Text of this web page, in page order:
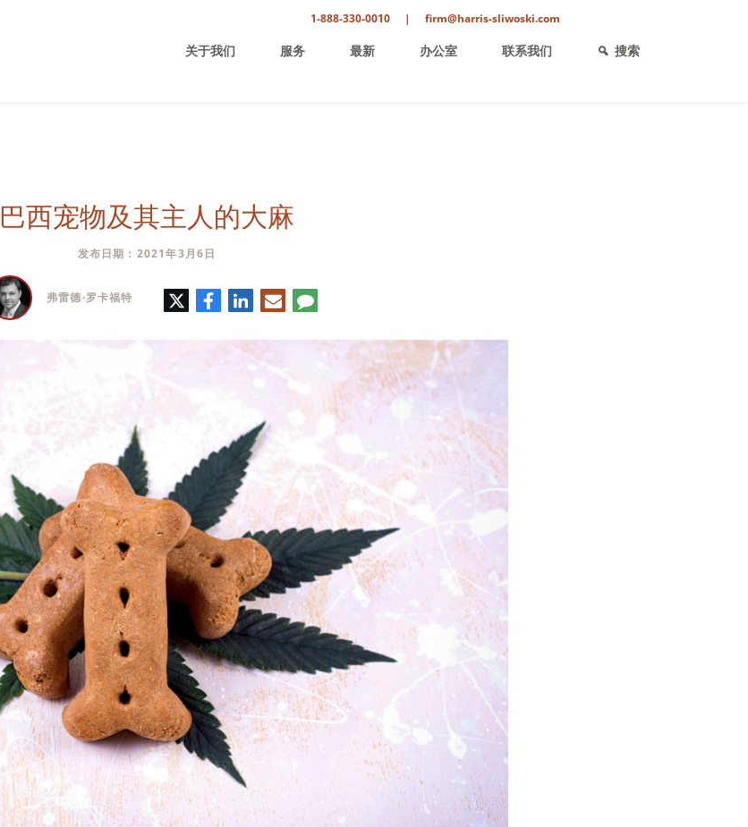
1-888-330-0010 | firm@harris-sliwoski.com
关于我们 服务 最新 办公室 联系我们 搜索
巴西宠物及其主人的大麻
发布日期：2021年3月6日
弗雷德·罗卡福特 推
特
脸
书
领
英
电
子
件
评
论